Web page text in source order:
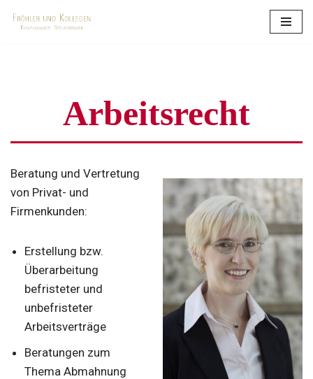
Arbeitsrecht
Beratung und Vertretung
von Privat- und
Firmenkunden:
Erstellung bzw.
Überarbeitung
befristeter und
unbefristeter
Arbeitsverträge
Beratungen zum
Thema Abmahnung